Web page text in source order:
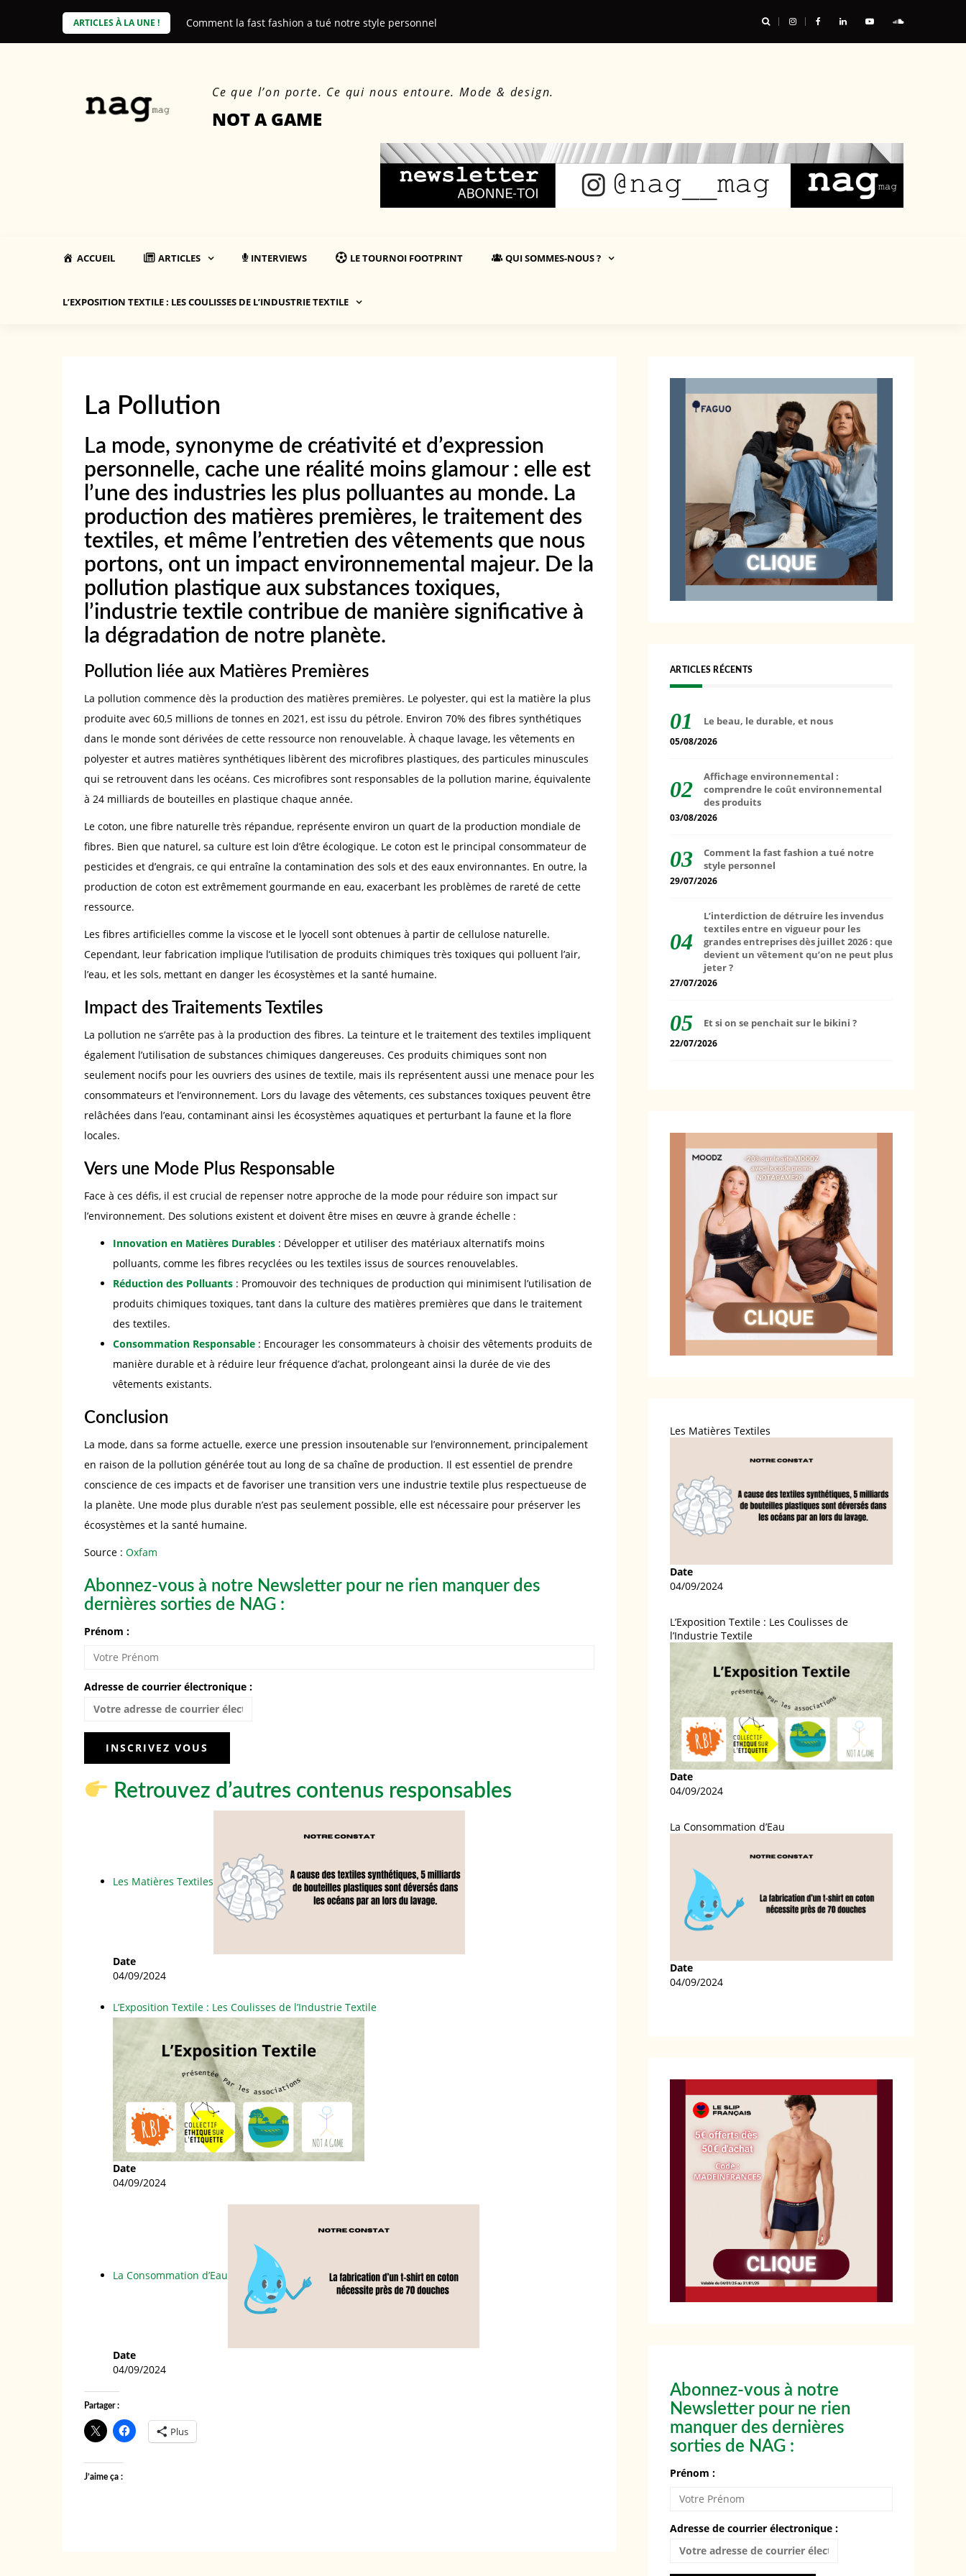
ARTICLES À LA UNE !
environnemental des produits Comment la fast fashion a tué notre style personnel
Ce que l’on porte. Ce qui nous entoure. Mode & design.
NOT A GAME
ACCUEIL ARTICLES INTERVIEWS LE TOURNOI FOOTPRINT QUI SOMMES-NOUS ?
L’EXPOSITION TEXTILE : LES COULISSES DE L’INDUSTRIE TEXTILE
La Pollution
La mode, synonyme de créativité et d’expression
personnelle, cache une réalité moins glamour : elle est
l’une des industries les plus polluantes au monde. La
production des matières premières, le traitement des
textiles, et même l’entretien des vêtements que nous
portons, ont un impact environnemental majeur. De la
pollution plastique aux substances toxiques,
l’industrie textile contribue de manière significative à
la dégradation de notre planète.
Pollution liée aux Matières Premières
La pollution commence dès la production des matières premières. Le polyester, qui est la matière la plus
produite avec 60,5 millions de tonnes en 2021, est issu du pétrole. Environ 70% des fibres synthétiques
dans le monde sont dérivées de cette ressource non renouvelable. À chaque lavage, les vêtements en
polyester et autres matières synthétiques libèrent des microfibres plastiques, des particules minuscules
qui se retrouvent dans les océans. Ces microfibres sont responsables de la pollution marine, équivalente
à 24 milliards de bouteilles en plastique chaque année.
Le coton, une fibre naturelle très répandue, représente environ un quart de la production mondiale de
fibres. Bien que naturel, sa culture est loin d’être écologique. Le coton est le principal consommateur de
pesticides et d’engrais, ce qui entraîne la contamination des sols et des eaux environnantes. En outre, la
production de coton est extrêmement gourmande en eau, exacerbant les problèmes de rareté de cette
ressource.
Les fibres artificielles comme la viscose et le lyocell sont obtenues à partir de cellulose naturelle.
Cependant, leur fabrication implique l’utilisation de produits chimiques très toxiques qui polluent l’air,
l’eau, et les sols, mettant en danger les écosystèmes et la santé humaine.
Impact des Traitements Textiles
La pollution ne s’arrête pas à la production des fibres. La teinture et le traitement des textiles impliquent
également l’utilisation de substances chimiques dangereuses. Ces produits chimiques sont non
seulement nocifs pour les ouvriers des usines de textile, mais ils représentent aussi une menace pour les
consommateurs et l’environnement. Lors du lavage des vêtements, ces substances toxiques peuvent être
relâchées dans l’eau, contaminant ainsi les écosystèmes aquatiques et perturbant la faune et la flore
locales.
Vers une Mode Plus Responsable
Face à ces défis, il est crucial de repenser notre approche de la mode pour réduire son impact sur
l’environnement. Des solutions existent et doivent être mises en œuvre à grande échelle :
Innovation en Matières Durables : Développer et utiliser des matériaux alternatifs moins
polluants, comme les fibres recyclées ou les textiles issus de sources renouvelables.
Réduction des Polluants : Promouvoir des techniques de production qui minimisent l’utilisation de
produits chimiques toxiques, tant dans la culture des matières premières que dans le traitement
des textiles.
Consommation Responsable : Encourager les consommateurs à choisir des vêtements produits de
manière durable et à réduire leur fréquence d’achat, prolongeant ainsi la durée de vie des
vêtements existants.
Conclusion
La mode, dans sa forme actuelle, exerce une pression insoutenable sur l’environnement, principalement
en raison de la pollution générée tout au long de sa chaîne de production. Il est essentiel de prendre
conscience de ces impacts et de favoriser une transition vers une industrie textile plus respectueuse de
la planète. Une mode plus durable n’est pas seulement possible, elle est nécessaire pour préserver les
écosystèmes et la santé humaine.
Source : Oxfam
Abonnez-vous à notre Newsletter pour ne rien manquer des
dernières sorties de NAG :
Prénom :
Adresse de courrier électronique :
Retrouvez d’autres contenus responsables
Les Matières Textiles
Date
04/09/2024
L’Exposition Textile : Les Coulisses de l’Industrie Textile
Date
04/09/2024
La Consommation d’Eau
Date
04/09/2024
Partager :
Plus
J’aime ça :
ARTICLES RÉCENTS
Le beau, le durable, et nous
05/08/2026
Affichage environnemental :
comprendre le coût environnemental
des produits
03/08/2026
Comment la fast fashion a tué notre
style personnel
29/07/2026
L’interdiction de détruire les invendus
textiles entre en vigueur pour les
grandes entreprises dès juillet 2026 : que
devient un vêtement qu’on ne peut plus
jeter ?
27/07/2026
Et si on se penchait sur le bikini ?
22/07/2026
Les Matières Textiles
Date
04/09/2024
L’Exposition Textile : Les Coulisses de
l’Industrie Textile
Date
04/09/2024
La Consommation d’Eau
Date
04/09/2024
Abonnez-vous à notre
Newsletter pour ne rien
manquer des dernières
sorties de NAG :
Prénom :
Adresse de courrier électronique :